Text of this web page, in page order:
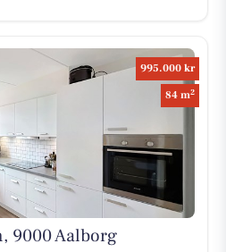
995.000 kr
84 m2
9000 Aalborg